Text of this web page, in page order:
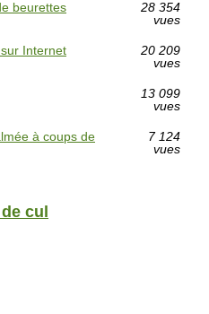
beurettes
28 354
vues
Internet
20 209
vues
13 099
vues
à coups de
7 124
vues
cul